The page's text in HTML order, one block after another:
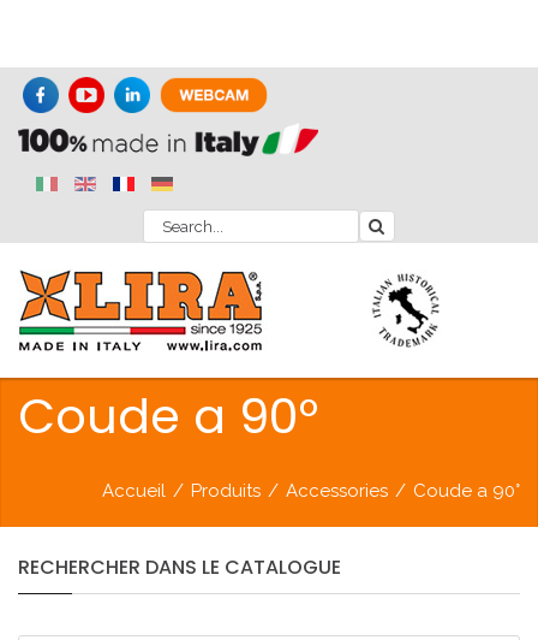
Coude a 90°
Accueil / Produits / Accessories / Coude a 90°
RECHERCHER DANS LE CATALOGUE